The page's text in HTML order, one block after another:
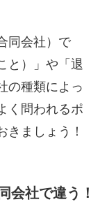
同会社）で
と）」や「退
の種類によっ
く問われるポ
きましょう！
会社で違う！